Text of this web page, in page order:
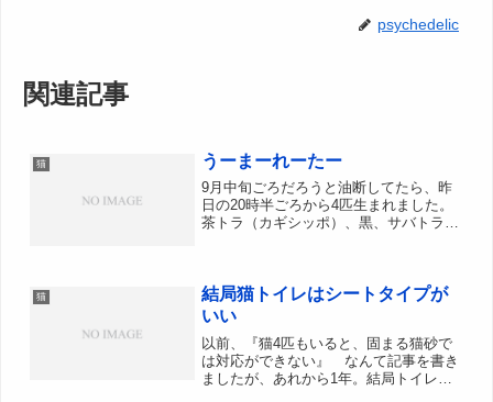
psychedelic
関連記事
猫 うーまーれーたー
9月中旬ごろだろうと油断してたら、昨
日の20時半ごろから4匹生まれました。
茶トラ（カギシッポ）、黒、サバトラ、
胎盤ついたままのをくわ...
猫
結局猫トイレはシートタイプが
いい
以前、『猫4匹もいると、固まる猫砂で
は対応ができない』 なんて記事を書き
ましたが、あれから1年。結局トイレシ